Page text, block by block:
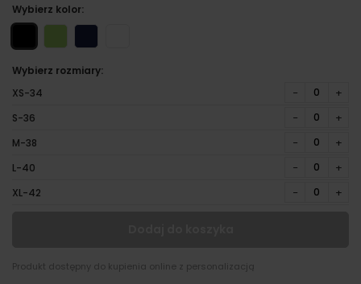
Wybierz kolor:
Wybierz rozmiary:
XS-34
− +
S-36 − +
M-38 − +
L-40 − +
XL-42 − +
Produkt dostępny do kupienia online z personalizacją